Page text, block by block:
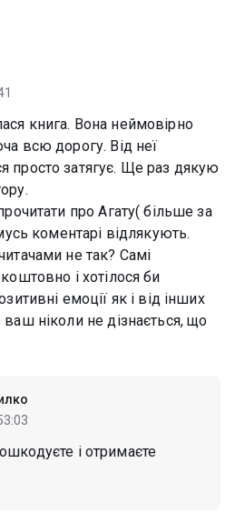
книга. Вона неймовірно
всю дорогу. Від неї
просто затягує. Ще раз дякую
про Агату( більше за
коментарі відлякують.
не так? Самі
і хотілося би
емоції як і від інших
ніколи не дізнається, що
і отримаєте